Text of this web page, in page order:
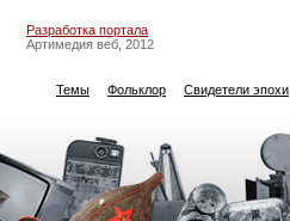
Разработка портала
Артимедия веб, 2012
Темы Фольклор Свидетели эпохи